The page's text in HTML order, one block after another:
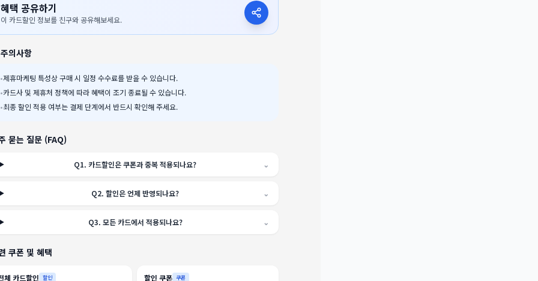
혜택 공유하기
이 카드할인 정보를 친구와 공유해보세요.
의사항
•제휴마케팅 특성상 구매 시 일정 수수료를 받을 수 있습니다.
•카드사 및 제휴처 정책에 따라 혜택이 조기 종료될 수 있습니다.
•최종 할인 적용 여부는 결제 단계에서 반드시 확인해 주세요.
묻는 질문 (FAQ)
Q1.카드할인은 쿠폰과 중복 적용되나요? ⌄
Q2.할인은 언제 반영되나요? ⌄
Q3. 모든 카드에서 적용되나요? ⌄
쿠폰 및 혜택
체 카드할인 할인 할인 쿠폰 쿠폰